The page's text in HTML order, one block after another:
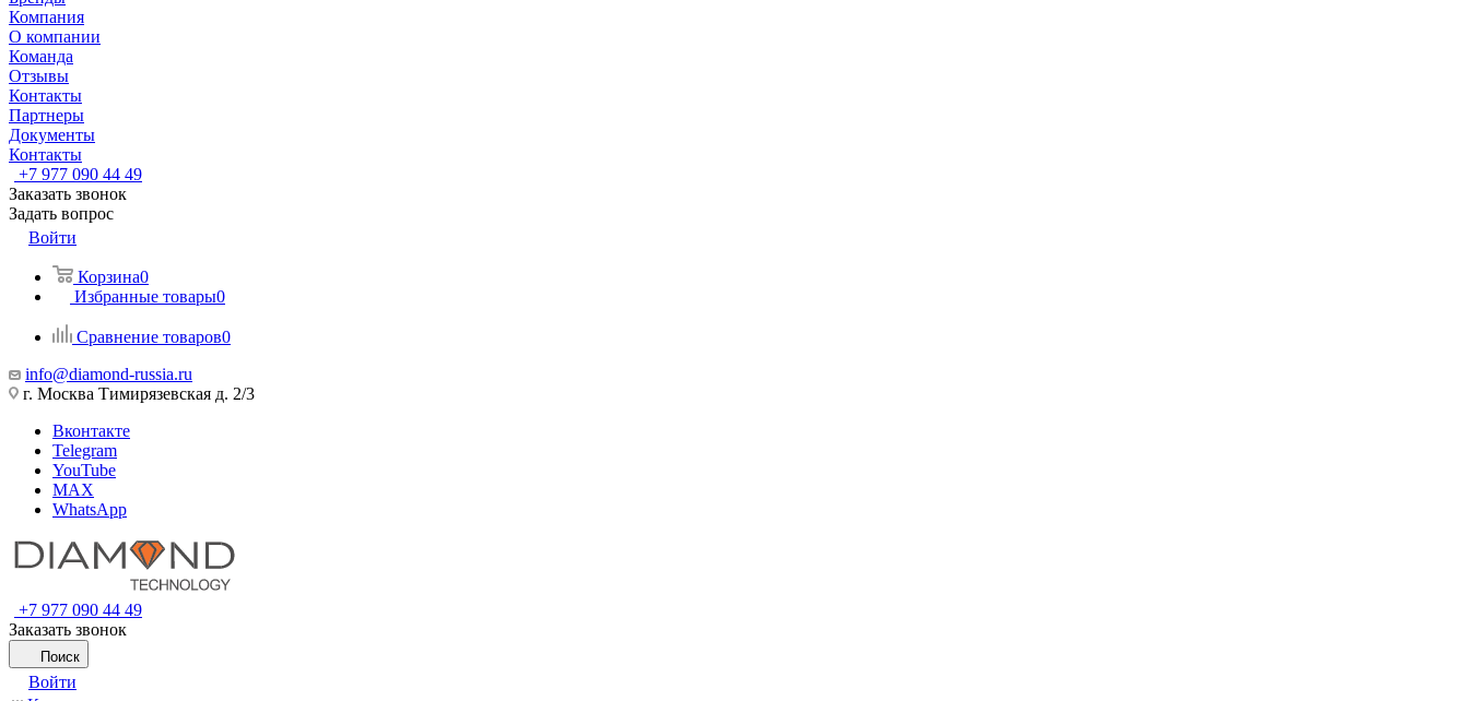
Компания
О компании
Команда
Отзывы
Контакты
Партнеры
Документы
Контакты
+7 977 090 44 49
Заказать звонок
Задать вопрос
Войти
Корзина0
Избранные товары0
Сравнение товаров0
info@diamond-russia.ru
г. Москва Тимирязевская д. 2/3
Вконтакте
Telegram
YouTube
MAX
WhatsApp
+7 977 090 44 49
Заказать звонок
Поиск
Войти